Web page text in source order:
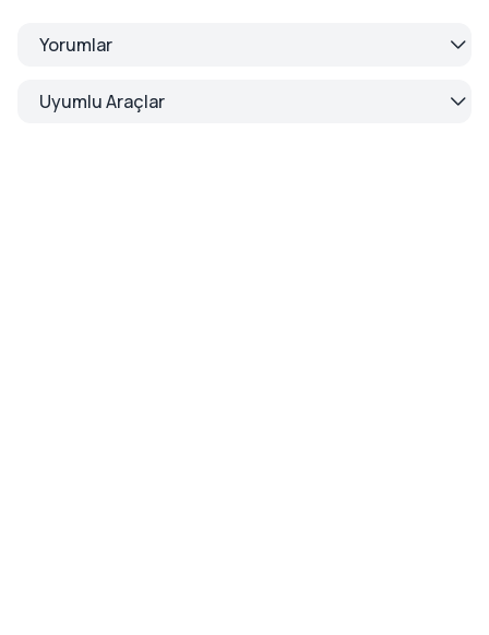
Yorumlar
Uyumlu Araçlar